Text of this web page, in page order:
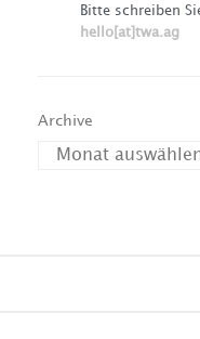
Bitte schreiben
hello[at]twa.ag
Archive